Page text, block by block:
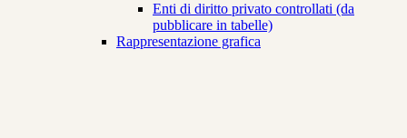
Enti di diritto privato controllati (da
pubblicare in tabelle)
Rappresentazione grafica